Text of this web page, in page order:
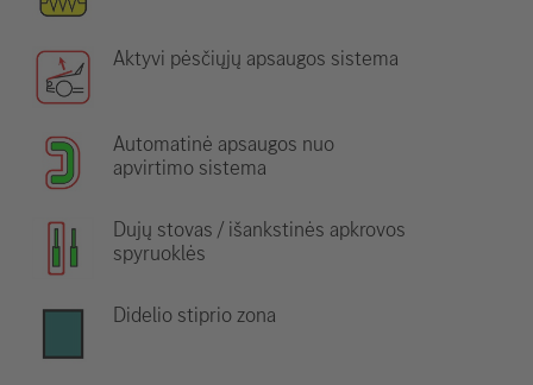
Aktyvi pėsčiųjų apsaugos sistema
Automatinė apsaugos nuo
apvirtimo sistema
Dujų stovas / išankstinės apkrovos
spyruoklės
Didelio stiprio zona